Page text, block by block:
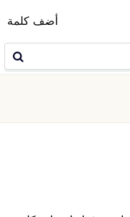
أضف كلمة